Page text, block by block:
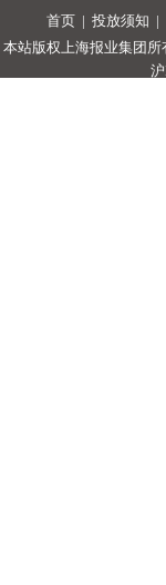
首页 | 投放须知 |
本站版权上海报业集团所